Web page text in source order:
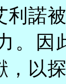
利諾
。因
，以